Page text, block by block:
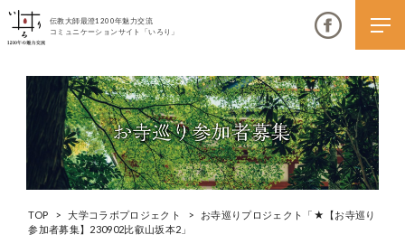
伝教大師最澄1200年魅力交流
コミュニケーションサイト「いろり」
伝教大師最澄1200年魅力交流
いろりとは
TOP > 大学コラボプロジェクト >
お寺巡りプロジェクト「★【お寺巡り
参加者募集】230902比叡山坂本2」